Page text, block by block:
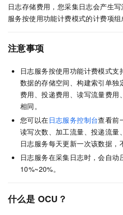
日志存储费用，您采集日志会产生
服务按使用功能计费模式的计费项组
注意事项
日志服务按使用功能计费模式
数据的存储空间、构建索引单独
费用、投递费用、读写流量费用
相同。
您可以在日志服务控制台查看前
读写次数、加工流量、投递流量
日志服务每天更新一次该数据，
日志服务在采集日志时，会自
10%~20%。
什么是 OCU？